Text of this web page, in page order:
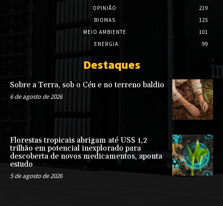
OPINIÃO
219
BIOMAS
125
MEIO AMBIENTE
101
ENERGIA
99
Destaques
Sobre a Terra, sob o Céu e no terreno baldio
6 de agosto de 2026
Florestas tropicais abrigam até US$ 1,2
trilhão em potencial inexplorado para
descoberta de novos medicamentos, aponta
estudo
5 de agosto de 2026